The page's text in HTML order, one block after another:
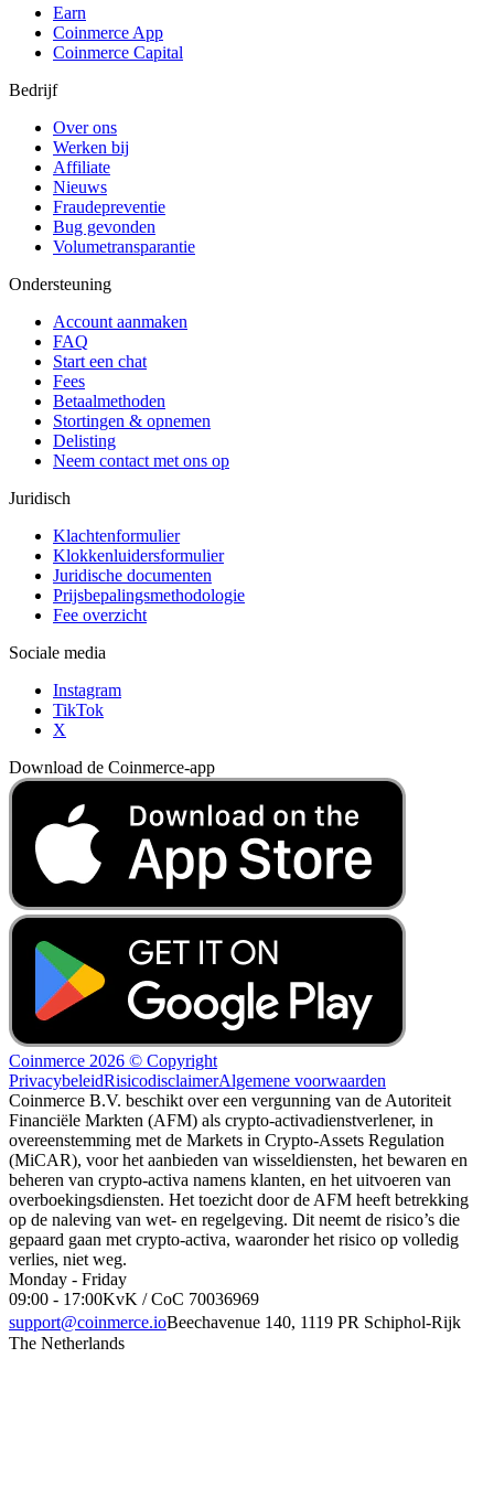
Earn
Coinmerce App
Coinmerce Capital
Bedrijf
Over ons
Werken bij
Affiliate
Nieuws
Fraudepreventie
Bug gevonden
Volumetransparantie
Ondersteuning
Account aanmaken
FAQ
Start een chat
Fees
Betaalmethoden
Stortingen & opnemen
Delisting
Neem contact met ons op
Juridisch
Klachtenformulier
Klokkenluidersformulier
Juridische documenten
Prijsbepalingsmethodologie
Fee overzicht
Sociale media
Instagram
TikTok
X
Download de Coinmerce-app
Coinmerce 2026 © Copyright
PrivacybeleidRisicodisclaimerAlgemene voorwaarden
Coinmerce B.V. beschikt over een vergunning van de Autoriteit
Financiële Markten (AFM) als crypto-activadienstverlener, in
overeenstemming met de Markets in Crypto-Assets Regulation
(MiCAR), voor het aanbieden van wisseldiensten, het bewaren en
beheren van crypto-activa namens klanten, en het uitvoeren van
overboekingsdiensten. Het toezicht door de AFM heeft betrekking
op de naleving van wet- en regelgeving. Dit neemt de risico’s die
gepaard gaan met crypto-activa, waaronder het risico op volledig
verlies, niet weg.
Monday - Friday
09:00 - 17:00KvK / CoC 70036969
support@coinmerce.ioBeechavenue 140, 1119 PR Schiphol-Rijk
The Netherlands